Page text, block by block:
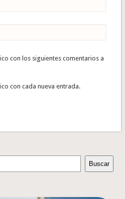
con los siguientes comentarios a
con cada nueva entrada.
Buscar